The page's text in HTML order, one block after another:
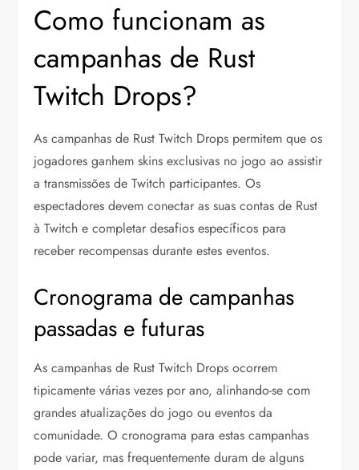
Como funcionam as
campanhas de Rust
Twitch Drops?
As campanhas de Rust Twitch Drops permitem que os
jogadores ganhem skins exclusivas no jogo ao assistir
a transmissões de Twitch participantes. Os
espectadores devem conectar as suas contas de Rust
à Twitch e completar desafios específicos para
receber recompensas durante estes eventos.
Cronograma de campanhas
passadas e futuras
As campanhas de Rust Twitch Drops ocorrem
tipicamente várias vezes por ano, alinhando-se com
grandes atualizações do jogo ou eventos da
comunidade. O cronograma para estas campanhas
pode variar, mas frequentemente duram de alguns